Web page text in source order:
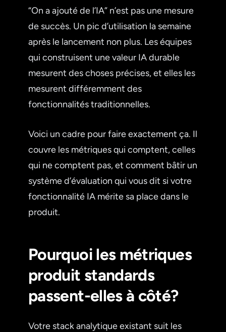
“On a ajouté de l’IA” n’est pas une mesure
de succès. Un pic d’utilisation la semaine
après le lancement non plus. Les équipes
qui construisent une valeur IA durable
mesurent des choses précises, et elles les
mesurent différemment des
fonctionnalités traditionnelles.
Voici un cadre pour faire exactement ça. Il
couvre les métriques qui comptent, celles
qui ne comptent pas, et comment bâtir un
système d’évaluation qui vous dit si votre
fonctionnalité IA mérite sa place dans le
produit.
Pourquoi les métriques
produit standards
passent-elles à côté?
Votre stack analytique existant suit les